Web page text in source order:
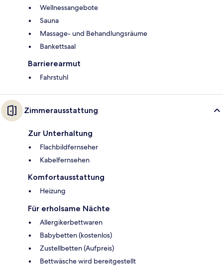
Wellnessangebote
Sauna
Massage- und Behandlungsräume
Bankettsaal
Barrierearmut
Fahrstuhl
Zimmerausstattung
Zur Unterhaltung
Flachbildfernseher
Kabelfernsehen
Komfortausstattung
Heizung
Für erholsame Nächte
Allergikerbettwaren
Babybetten (kostenlos)
Zustellbetten (Aufpreis)
Bettwäsche wird bereitgestellt